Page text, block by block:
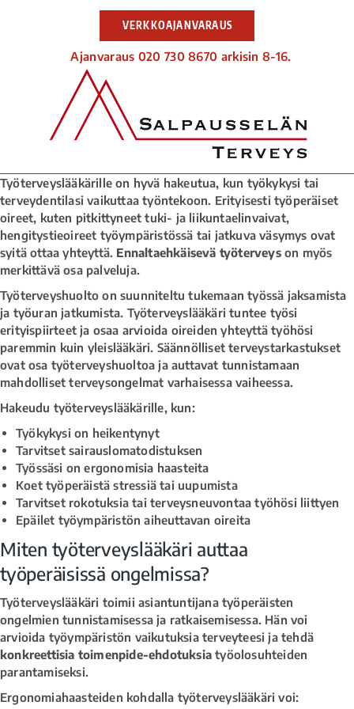
VERKKOAJANVARAUS
Ajanvaraus 020 730 8670 arkisin 8-16.
Työterveyslääkärille on hyvä hakeutua, kun työkykysi tai
terveydentilasi vaikuttaa työntekoon. Erityisesti työperäiset
oireet, kuten pitkittyneet tuki- ja liikuntaelinvaivat,
hengitystieoireet työympäristössä tai jatkuva väsymys ovat
syitä ottaa yhteyttä. Ennaltaehkäisevä työterveyson myös
merkittävä osa palveluja.
Työterveyshuolto on suunniteltu tukemaan työssä jaksamista
ja työuran jatkumista. Työterveyslääkäri tuntee työsi
erityispiirteet ja osaa arvioida oireiden yhteyttä työhösi
paremmin kuin yleislääkäri. Säännölliset terveystarkastukset
ovat osa työterveyshuoltoa ja auttavat tunnistamaan
mahdolliset terveysongelmat varhaisessa vaiheessa.
Hakeudu työterveyslääkärille, kun:
Työkykysi on heikentynyt
Tarvitset sairauslomatodistuksen
Työssäsi on ergonomisia haasteita
Koet työperäistä stressiä tai uupumista
Tarvitset rokotuksia tai terveysneuvontaa työhösi liittyen
Epäilet työympäristön aiheuttavan oireita
Miten työterveyslääkäri auttaa
työperäisissä ongelmissa?
Työterveyslääkäri toimii asiantuntijana työperäisten
ongelmien tunnistamisessa ja ratkaisemisessa. Hän voi
arvioida työympäristön vaikutuksia terveyteesi ja tehdä
konkreettisia toimenpide-ehdotuksia työolosuhteiden
parantamiseksi.
Ergonomiahaasteiden kohdalla työterveyslääkäri voi: